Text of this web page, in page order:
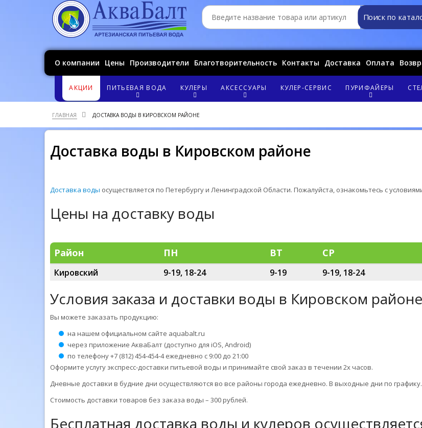
Поиск по
О компании Цены Производители Благотворительность Контакты Доставка Оплата
АКЦИИ ПИТЬЕВАЯ ВОДА КУЛЕРЫ АКСЕССУАРЫ КУЛЕР-СЕРВИС ПУРИФАЙЕРЫ
ГЛАВНАЯ ДОСТАВКА ВОДЫ В КИРОВСКОМ РАЙОНЕ
Доставка воды в Кировском районе
Доставка воды осуществляется по Петербургу и Ленинградской Области. Пожалуйста, ознакомьтесь с
Цены на доставку воды
Район ПН ВТ СР
Кировский 9-19, 18-24 9-19 9-19, 18-24
Условия заказа и доставки воды в Кировском районе
Вы можете заказать продукцию:
на нашем официальном сайте aquabalt.ru
через приложение АкваБалт (доступно для iOS, Android)
по телефону +7 (812) 454-454-4 ежедневно с 9:00 до 21:00
Оформите услугу экспресс-доставки питьевой воды и принимайте свой заказ в течении 2х часов.
Дневные доставки в будние дни осуществляются во все районы города ежедневно. В выходные дни по графику.
Стоимость доставки товаров без заказа воды – 300 рублей.
Бесплатная доставка воды и кулеров